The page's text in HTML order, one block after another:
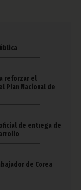
reforzar el
Plan Nacional de
de entrega de
de Corea